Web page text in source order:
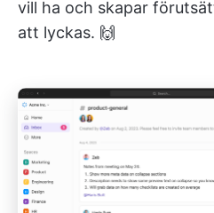
vill ha och skapar
att lyckas. 🙌